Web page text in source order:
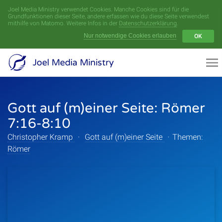
Joel Media Ministry verwendet Cookies. Manche Cookies sind für die
Grundfunktionen dieser Seite, andere erfassen wie du diese Seite verwendest
mithilfe von Matomo. Weitere Infos in der Datenschutzerklärung.
Nur notwendige Cookies erlauben
OK
Joel Media Ministry
Gott auf (m)einer Seite: Römer
7:16-8:10
Christopher Kramp · Gott auf (m)einer Seite · Themen:
Römer
Menü
Videoarchiv
Serien